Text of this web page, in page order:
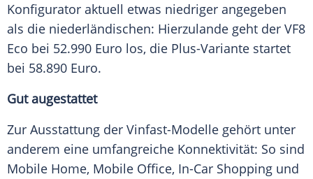
Konfigurator aktuell etwas niedriger angegeben
als die niederländischen: Hierzulande geht der VF8
Eco bei 52.990 Euro los, die Plus-Variante startet
bei 58.890 Euro.
Gut augestattet
Zur Ausstattung der Vinfast-Modelle gehört unter
anderem eine umfangreiche Konnektivität: So sind
Mobile Home, Mobile Office, In-Car Shopping und